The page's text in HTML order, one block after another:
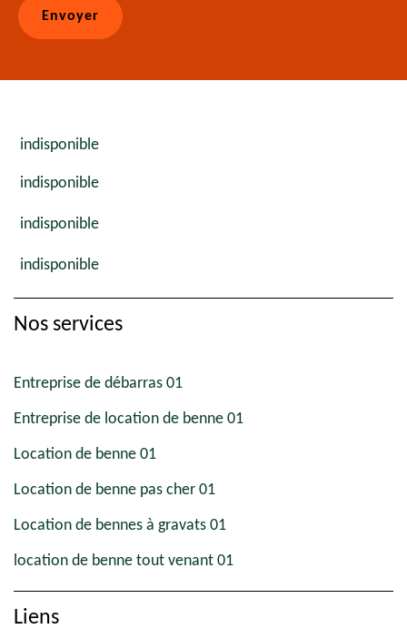
indisponible
indisponible
indisponible
indisponible
Nos services
Entreprise de débarras 01
Entreprise de location de benne 01
Location de benne 01
Location de benne pas cher 01
Location de bennes à gravats 01
location de benne tout venant 01
Liens